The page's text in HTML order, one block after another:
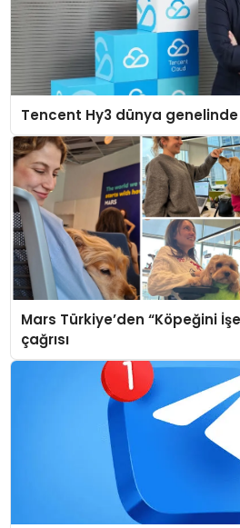
Tencent Hy3 dünya
Mars Türkiye’den “Köpeğini
çağrısı